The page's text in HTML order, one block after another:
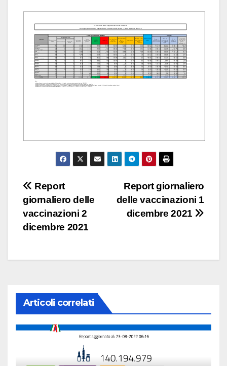
Navigazione
articoli
Report giornaliero
delle vaccinazioni 1
dicembre 2021
Report
giornaliero delle
vaccinazioni 2
dicembre 2021
Articoli correlati